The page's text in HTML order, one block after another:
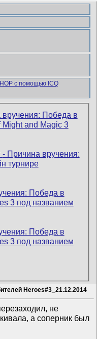
Heroes#3_21.12.2014
не
а соперник был